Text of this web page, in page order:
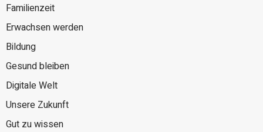
Familienzeit
Erwachsen werden
Bildung
Gesund bleiben
Digitale Welt
Unsere Zukunft
Gut zu wissen